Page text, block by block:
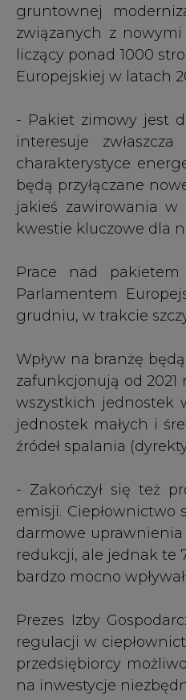
Prace nad
Parlamentem
grudniu, w trakcie
Wpływ na branżę
zafunkcjonują od
wszystkich
jednostek małych i
źródeł spalania
- Zakończył się też
emisji.
darmowe
redukcji, ale jednak
bardzo mocno
Prezes Izby
regulacji w
przedsiębiorcy
na inwestycje
- Obecny system
miesięcy trzeba w
Na ciepłownictwo
dla kogeneracji,
kompatybilny z
- To pozwoli wyzwolić
tysięcy megawatów
sektora